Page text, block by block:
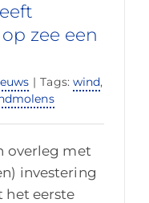
zee een
| Tags: wind,
overleg met
investering
het eerste